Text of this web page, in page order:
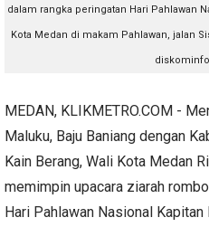
dalam rangka peringatan Hari Pahlawan
Kota Medan di makam Pahlawan, jalan
MEDAN, KLIKMETRO.COM -
Maluku, Baju Baniang dengan
Kain Berang, Wali Kota Medan
memimpin upacara ziarah
Hari Pahlawan Nasional